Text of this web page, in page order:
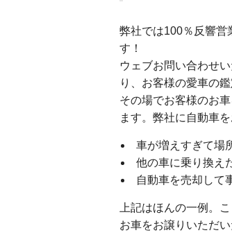
弊社では100％反響営
す！
ウェブお問い合わせ
り、お客様の愛車の鑑
その場でお客様のお
ます。弊社に自動車
車が増えすぎて場
他の車に乗り換え
自動車を売却し
上記はほんの一例。
お車をお譲りいただ